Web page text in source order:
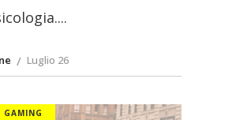
Luglio 26
GAMING